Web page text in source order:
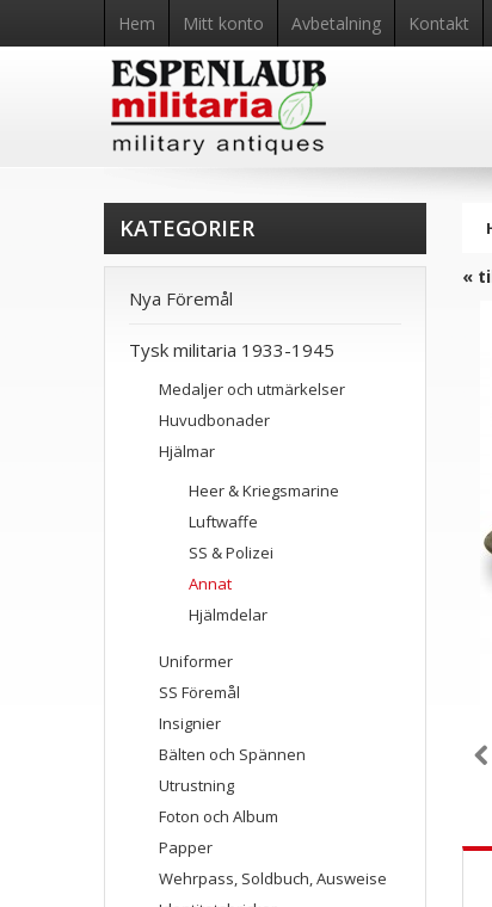
Hem Mitt konto Avbetalning Kontakt
«
KATEGORIER
Nya Föremål
Tysk militaria 1933-1945
Medaljer och utmärkelser
Huvudbonader
Hjälmar
Heer & Kriegsmarine
Luftwaffe
SS & Polizei
Annat
Hjälmdelar
Uniformer
SS Föremål
Insignier
Bälten och Spännen
Utrustning
Foton och Album
Papper
Wehrpass, Soldbuch, Ausweise